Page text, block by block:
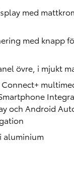
med
med knapp
övre, i mjukt
Connect+
och Android
aluminium